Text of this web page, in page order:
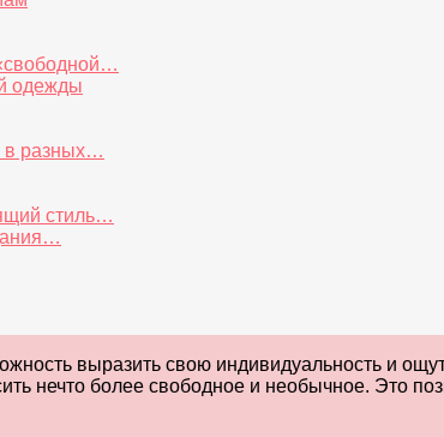
одежды
в разных…
стиль…
выразить свою индивидуальность и
нечто более свободное и необычное. Это